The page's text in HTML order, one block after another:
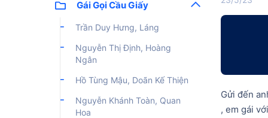
t
r
Gái gọi Ship, Sex tour
Gái gọi độc quyền
Bài viết mới
Tìm chủ đề
Gái Gọi Cầu Giấy
Trần Duy Hưng, Láng
Nguyễn Thị Định, Hoàng
Ngân
Hồ Tùng Mậu, Doãn Kế Thiện
Nguyễn Khánh Toàn, Quan
Hoa
Gửi đến
, em gái